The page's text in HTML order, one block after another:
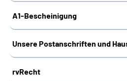
A1-Bescheinigung
Unsere Postanschriften und
rvRecht